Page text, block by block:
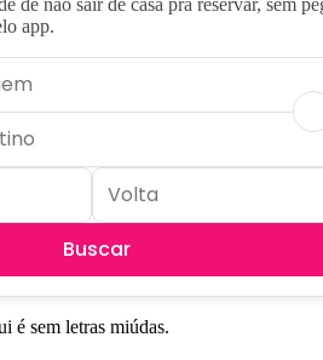
app.
Buscar
é sem letras miúdas.